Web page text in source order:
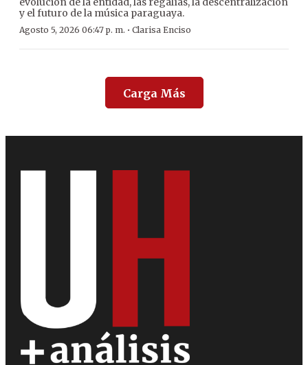
y el futuro de la música paraguaya.
Agosto 5, 2026 06:47 p. m. · Clarisa Enciso
Carga Más